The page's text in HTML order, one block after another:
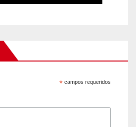
* campos requeridos